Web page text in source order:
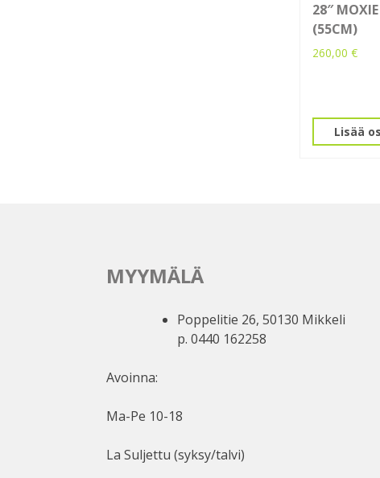
28″
(55CM)
260,00 €
Lisää
MYYMÄLÄ
Poppelitie 26, 50130 Mikkeli
p. 0440 162258
Avoinna:
Ma-Pe 10-18
La Suljettu (syksy/talvi)